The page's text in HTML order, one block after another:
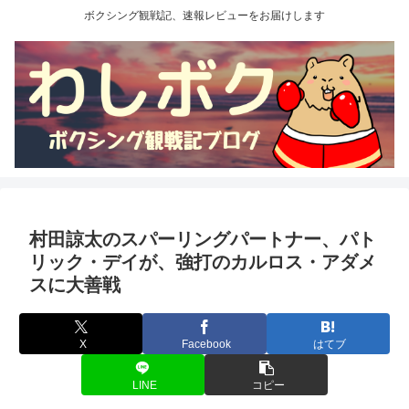
ボクシング観戦記、速報レビューをお届けします
村田諒太のスパーリングパートナー、パト
リック・デイが、強打のカルロス・アダメ
スに大善戦
X Facebook はてブ
LINE コピー